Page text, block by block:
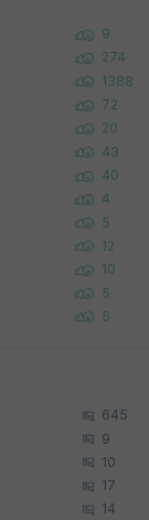
9
274
1388
72
20
43
40
4
5
12
10
5
5
645
9
10
17
14